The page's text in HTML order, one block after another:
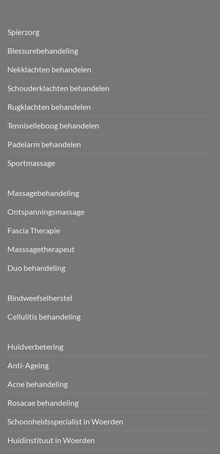
Spierzorg
Blessurebehandeling
Nekklachten behandelen
Schouderklachten behandelen
Rugklachten behandelen
Tenniselleboog behandelen
Padelarm behandelen
Sportmassage
Massagebehandeling
Ontspanningsmassage
Fascia Therapie
Masssagetherapeut
Duo behandeling
Bindweefselherstel
Cellulitis behandeling
Huidverbetering
Anti-Ageing
Acne behandeling
Rosacae behandeling
Schoonheidsspecialist in Woerden
Huidinstituut in Woerden